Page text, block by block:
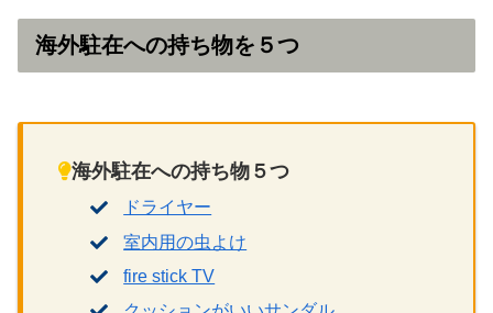
海外駐在への持ち物を５つ
海外駐在への持ち物５つ
ドライヤー
室内用の虫よけ
fire stick TV